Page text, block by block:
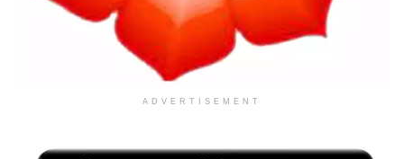
ADVERTISEMENT